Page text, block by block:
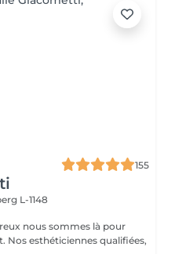
155
L-1148
nous sommes là pour
Nos esthéticiennes qualifiées,